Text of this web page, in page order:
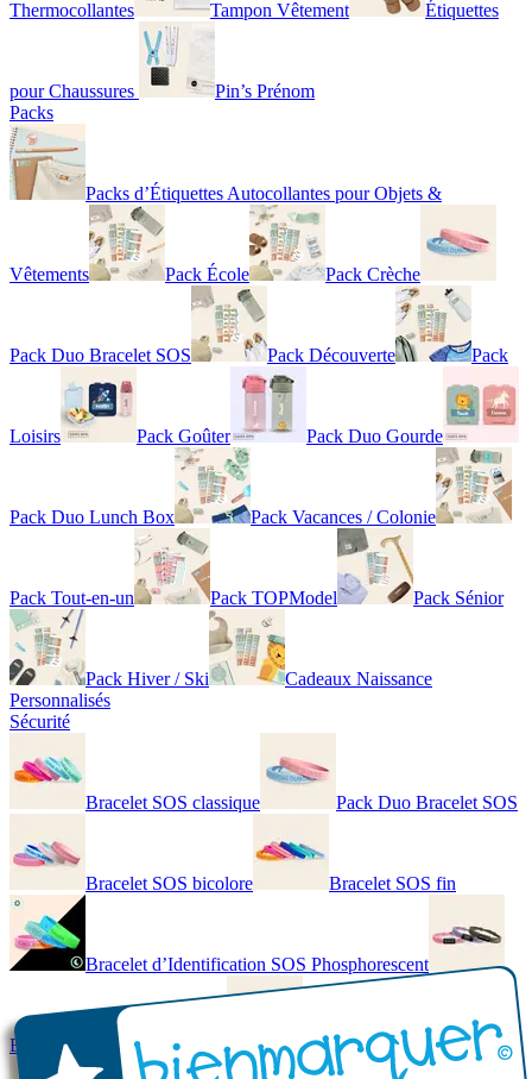
Thermocollantes Tampon Vêtement Étiquettes
pour Chaussures
Pin’s Prénom
Packs
Packs d’Étiquettes Autocollantes pour Objets &
Vêtements Pack École Pack Crèche
Pack Duo Bracelet SOS Pack Découverte Pack
Loisirs Pack Goûter Pack Duo Gourde
Pack Duo Lunch Box Pack Vacances / Colonie
Pack Tout-en-un Pack TOPModel Pack Sénior
Pack Hiver / Ski
Cadeaux Naissance
Personnalisés
Sécurité
Bracelet SOS classique Pack Duo Bracelet SOS
Bracelet SOS bicolore Bracelet SOS fin
Bracelet d’Identification SOS Phosphorescent
Bracelet personnalisé élégant Bracelet Personnalisé en cuir